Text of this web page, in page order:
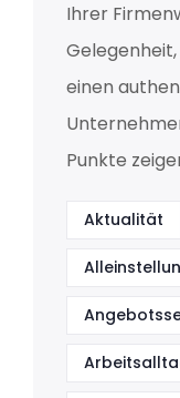
Ihrer
einen
Punkte
Aktualität